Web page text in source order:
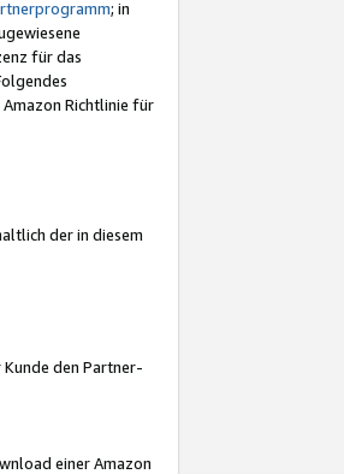
; in
für das
Richtlinie für
der in diesem
den Partner-
einer Amazon